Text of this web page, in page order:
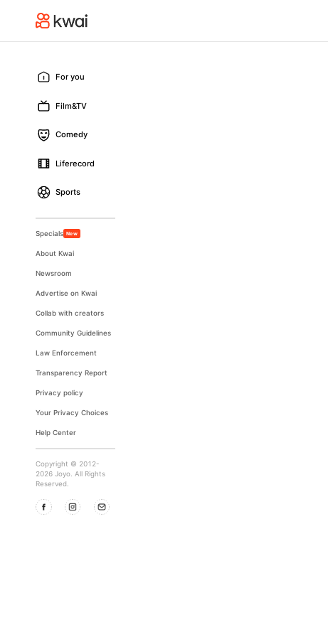
For you
Film&TV
Comedy
Liferecord
Sports
Specials New
About Kwai
Newsroom
Advertise on Kwai
Collab with creators
Community Guidelines
Law Enforcement
Transparency Report
Privacy policy
Your Privacy Choices
Help Center
Copyright © 2012-
2026 Joyo. All Rights
Reserved.